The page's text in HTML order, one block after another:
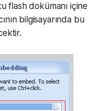
flash dokümanı içine
bilgisayarında bu